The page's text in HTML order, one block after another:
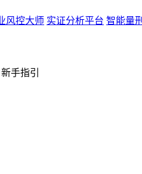
风控大师 实证分析平台 智能量
新手指引